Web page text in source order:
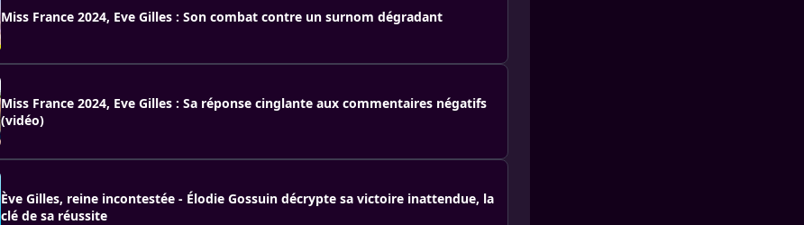
Miss France 2024, Eve Gilles : Son combat contre un surnom dégradant
Miss France 2024, Eve Gilles : Sa réponse cinglante aux commentaires négatifs
(vidéo)
Ève Gilles, reine incontestée - Élodie Gossuin décrypte sa victoire inattendue, la
clé de sa réussite